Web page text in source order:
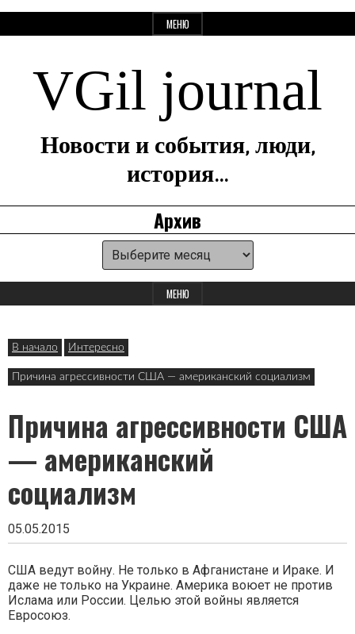
к
МЕНЮ
VGil journal
Новости и события, люди,
история…
для
в
заголовке
Архив
Архив
МЕНЮ
В начало Интересно
Причина агрессивности США — американский социализм
Причина агрессивности США
— американский
социализм
05.05.2015
США ведут войну. Не только в Афганистане и Ираке. И
даже не только на Украине. Америка воюет не против
Ислама или России. Целью этой войны является
Евросоюз.